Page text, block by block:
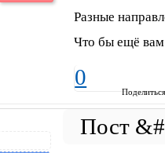
Разные
Что бы ещё вам
0